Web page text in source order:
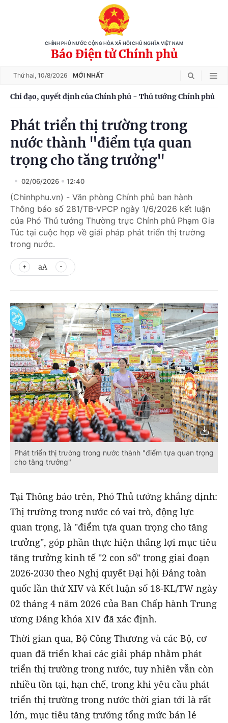
CHÍNH PHỦ NƯỚC CỘNG HÒA XÃ HỘI CHỦ NGHĨA VIỆT NAM
Báo Điện tử Chính phủ
Thứ hai, 10/8/2026 MỚI NHẤT
Chỉ đạo, quyết định của Chính phủ - Thủ tướng Chính phủ
Phát triển thị trường trong
nước thành "điểm tựa quan
trọng cho tăng trưởng"
02/06/2026 12:40
(Chinhphu.vn) - Văn phòng Chính phủ ban hành
Thông báo số 281/TB-VPCP ngày 1/6/2026 kết luận
của Phó Thủ tướng Thường trực Chính phủ Phạm Gia
Túc tại cuộc họp về giải pháp phát triển thị trường
trong nước.
aA
Phát triển thị trường trong nước thành "điểm tựa quan trọng
cho tăng trưởng"
Tại Thông báo trên, Phó Thủ tướng khẳng định:
Thị trường trong nước có vai trò, động lực
quan trọng, là "điểm tựa quan trọng cho tăng
trưởng", góp phần thực hiện thắng lợi mục tiêu
tăng trưởng kinh tế "2 con số" trong giai đoạn
2026-2030 theo Nghị quyết Đại hội Đảng toàn
quốc lần thứ XIV và Kết luận số 18-KL/TW ngày
02 tháng 4 năm 2026 của Ban Chấp hành Trung
ương Đảng khóa XIV đã xác định.
Thời gian qua, Bộ Công Thương và các Bộ, cơ
quan đã triển khai các giải pháp nhằm phát
triển thị trường trong nước, tuy nhiên vẫn còn
nhiều tồn tại, hạn chế, trong khi yêu cầu phát
triển thị trường trong nước thời gian tới là rất
lớn, mục tiêu tăng trưởng tổng mức bán lẻ